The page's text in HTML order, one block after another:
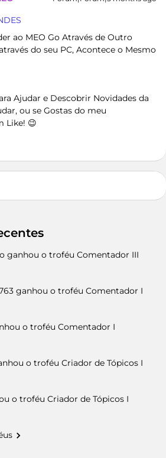
ao MEO Go Através de Outro
do seu PC, Acontece o Mesmo
Ajudar e Descobrir Novidades da
ou se Gostas do meu
Like! 😉
ganhou o troféu Comentador III
ganhou o troféu Comentador I
o troféu Comentador I
o troféu Criador de Tópicos I
o troféu Criador de Tópicos I